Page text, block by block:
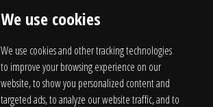
We use cookies
We use cookies and other tracking technologies
to improve your browsing experience on our
website, to show you personalized content and
targeted ads, to analyze our website traffic, and to